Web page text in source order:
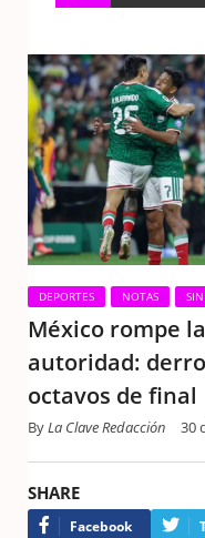
DEPORTES NOTAS
México rompe
autoridad:
octavos de final
ByLa Clave Redacción 30
SHARE
Facebook